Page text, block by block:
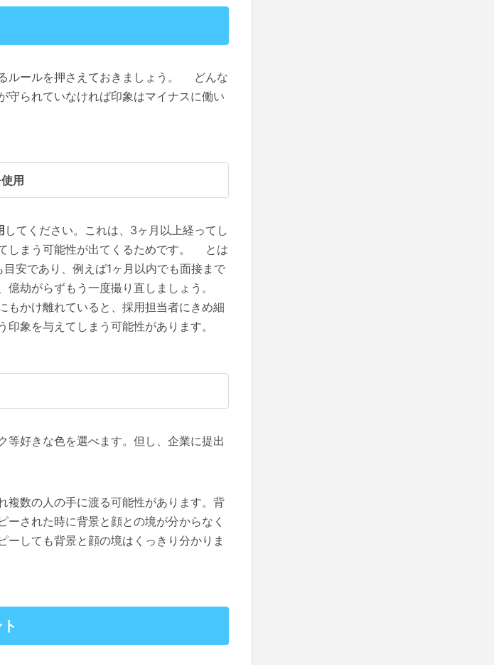
ルールを押さえておきましょう。 どんな
守られていなければ印象はマイナスに働い
用
してください。これは、3ヶ月以上経ってし
しまう可能性が出てくるためです。 とは
安であり、例えば1ヶ月以内でも面接まで
億劫がらずもう一度撮り直しましょう。
もかけ離れていると、採用担当者にきめ細
象を与えてしまう可能性があります。
好きな色を選べます。但し、企業に提出
数の人の手に渡る可能性があります。背
された時に背景と顔との境が分からなく
ーしても背景と顔の境はくっきり分かりま